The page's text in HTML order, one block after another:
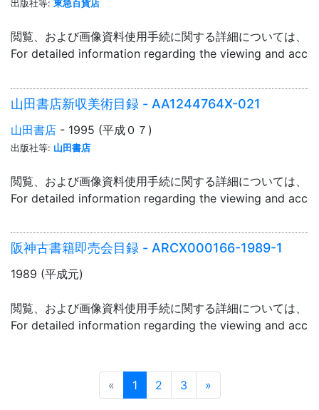
出版社等: 東急百貨店
閲覧、および画像資料使用手続に関する詳細については、「
For detailed information regarding the viewing and
山田書店新収美術目録 - AA1244764X-021
山田書店 - 1995 (平成０７)
出版社等: 山田書店
閲覧、および画像資料使用手続に関する詳細については、「
For detailed information regarding the viewing and
阪神古書籍即売会目録 - ARCX000166-1989-1
1989 (平成元)
閲覧、および画像資料使用手続に関する詳細については、「
For detailed information regarding the viewing and
« Prev
1 2 3 Next
»